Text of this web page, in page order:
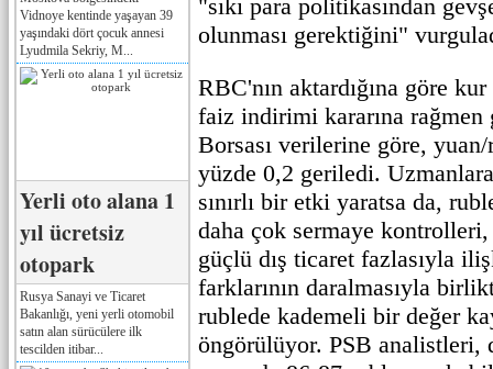
Vidnoye kentinde yaşayan 39
yaşındaki dört çocuk annesi
Lyudmila Sekriy, M...
Yerli oto alana 1
yıl ücretsiz
otopark
Rusya Sanayi ve Ticaret
Bakanlığı, yeni yerli otomobil
satın alan sürücülere ilk
tescilden itibar...
"sıkı para politikasından
olunması gerektiğini"
RBC'nın aktardığına göre
faiz indirimi kararına rağmen
Borsası verilerine göre,
yüzde 0,2 geriledi.
sınırlı bir etki yaratsa da,
daha çok sermaye kontrolleri,
güçlü dış ticaret fazlasıyla
farklarının daralmasıyla
rublede kademeli bir değer
öngörülüyor. PSB analistleri,